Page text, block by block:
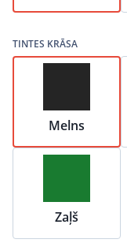
TINTES KRĀSA
Melns
Zaļš